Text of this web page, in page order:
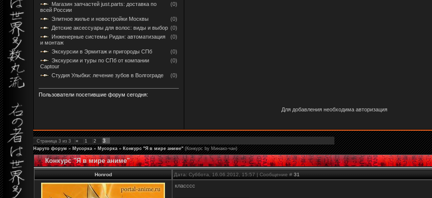
Магазин запчастей just.parts: доставка по
всей России
(0)
Элитное жилье и новостройки Москвы
(0)
Детские аксессуары для волос: виды и выбор (0)
Инженерные системы Ридан: автоматизация
и монтаж
(0)
Экскурсии в Эрмитаж и пригороды СПб
(0)
Экскурсии и туры по СПб от компании
Captour
(0)
Студия Улыбки: лечение зубов в Волгограде (0)
Пользователи посетившие форум сегодня:
Для добавления необходима авторизация
Страница 3 из 3 « 1 2 3
Наруто форум » Мусорка » Мусорка » Конкурс "Я в мире аниме" (Конкурс by Минако-чан)
Конкурс "Я в мире аниме"
Honrod Дата: Суббота, 16.06.2012, 15:57 | Сообщение # 31
класссс